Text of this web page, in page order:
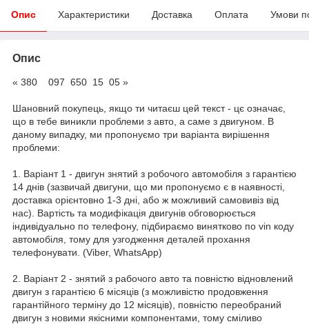
Опис Характеристики Доставка Оплата Умови
Опис
« 380 097 650 15 05 »
Шановний покупець, якщо ти читаєш цей текст - цє означає,
що в тебе виникли проблеми з авто, а саме з двигуном. В
даному випадку, ми пропонуємо три варіанта вирішення
проблеми:
1. Варіант 1 - двигун знятий з робочого автомобіля з гарантією
14 днів (зазвичай двигуни, що ми пропонуємо є в наявності,
доставка орієнтовно 1-3 дні, або ж можливий самовивіз від
нас). Вартість та модифікація двигунів обговорюється
індивідуально по телефону, підбираємо винятково по vin коду
автомобіля, тому для узгодження деталей прохання
телефонувати. (Viber, WhatsApp)
2. Варіант 2 - знятий з рабочого авто та повністю відновлений
двигун з гарантією 6 місяців (з можливістю продовження
гарантійного терміну до 12 місяців), повністю переобраний
двигун з новими якісними компонентами, тому сміливо